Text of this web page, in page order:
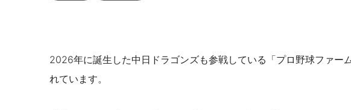
2026年に誕生した中日ドラゴンズも参戦している「プロ野球ファー
れています。